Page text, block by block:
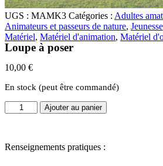
UGS : MAMK3 Catégories : Adultes
Animateurs et passeurs de nature, Jeunesse
Matériel, Matériel d'animation, Matériel
Loupe à poser
10,00 €
En stock (peut être commandé)
quantité
de
poser
Ajouter au panier
Renseignements pratiques :